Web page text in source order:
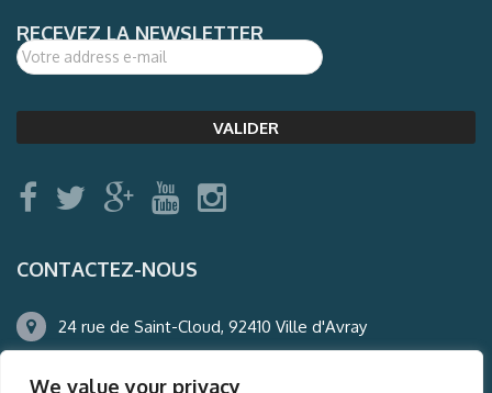
We value your privacy
RECEVEZ LA NEWSLETTER
CONTACTEZ-NOUS
24 rue de Saint-Cloud, 92410 Ville d'Avray